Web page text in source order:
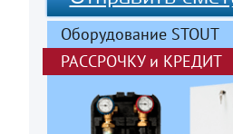
Оборудование STOUT
РАССРОЧКУи КРЕДИТ